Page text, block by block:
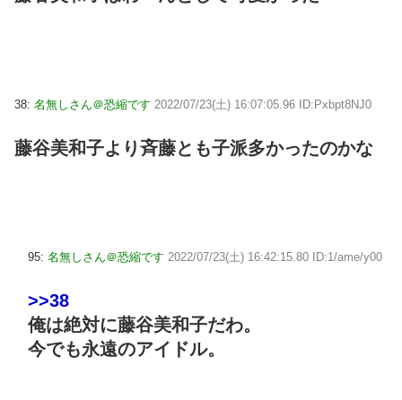
38: 名無しさん＠恐縮です 2022/07/23(土) 16:07:05.96 ID:Pxbpt8NJ0
藤谷美和子より斉藤とも子派多かったのかな
95: 名無しさん＠恐縮です 2022/07/23(土) 16:42:15.80 ID:1/ame/y00
>>38
俺は絶対に藤谷美和子だわ。
今でも永遠のアイドル。